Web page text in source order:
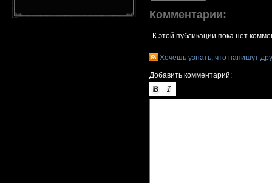
Комментарии:
К этой публикации пока нет
Хочешь узнать, что напишут
Добавить комментарий: